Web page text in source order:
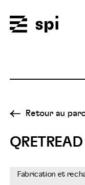
Retour au parc
QRETREAD
Fabrication et